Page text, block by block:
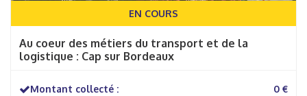
EN COURS
Au coeur des métiers du transport et de la
logistique : Cap sur Bordeaux
Montant collecté : 0 €